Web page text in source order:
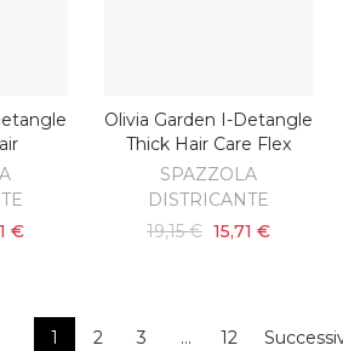
€
SCOPRI
Olivia Garden I-Detangle
Thick Hair Care Flex
SPAZZOLA
DISTRICANTE
19,15 € 15,71 €
1 2 3 … 12